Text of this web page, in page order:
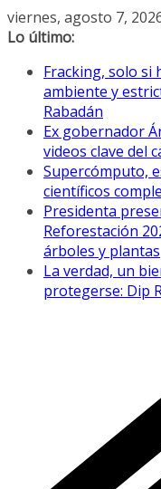
Saltar
al
viernes, agosto 7,
Lo último:
Fracking, solo si
ambiente y
Rabadán
Ex gobernador
videos clave del
Supercómputo,
científicos
Presidenta
Reforestación
árboles y plantas
La verdad, un
protegerse: Dip